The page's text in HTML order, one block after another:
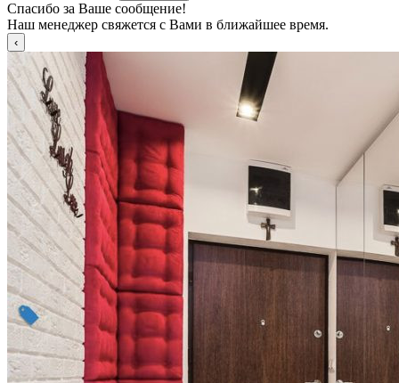
Спасибо за Ваше сообщение!
Наш менеджер свяжется с Вами в ближайшее время.